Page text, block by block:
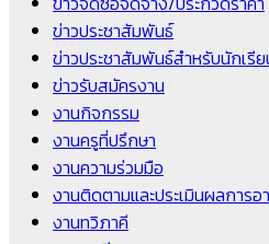
ข่าวประชาสัมพันธ์
ข่าวประชาสัมพันธ์สำหรับนักเรี
ข่าวรับสมัครงาน
งานกิจกรรม
งานครูที่ปรึกษา
งานความร่วมมือ
งานติดตามและประเมินผลการอ
งานทวิภาคี